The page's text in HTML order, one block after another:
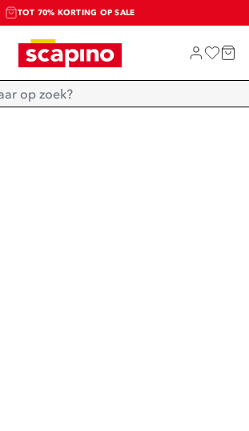
TOT 70% KORTING OP SALE
SALE: LAATSTE KANS!
SHOP NIEUW
Home